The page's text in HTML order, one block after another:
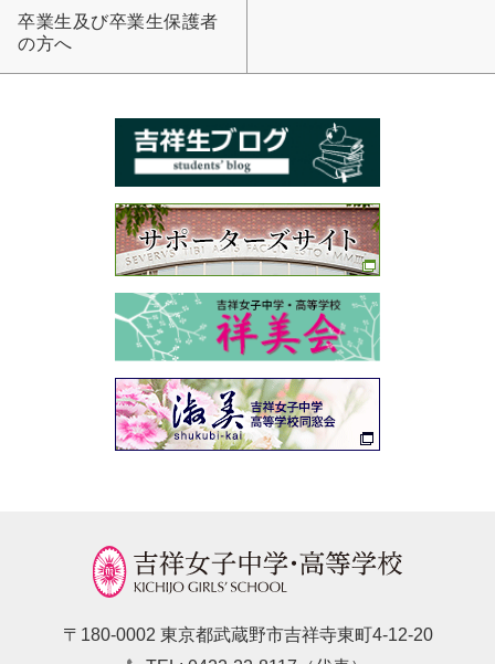
卒業生及び卒業生保護者
の方へ
〒180-0002 東京都武蔵野市吉祥寺東町4-12-20